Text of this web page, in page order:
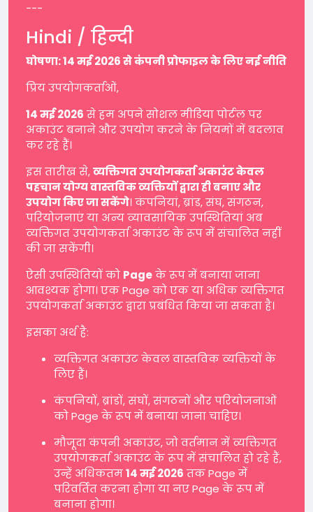
---
Hindi / हिन्दी
घोषणा: 14 मई 2026 से कंपनी प्रोफाइल के लिए नई नीति
प्रिय उपयोगकर्ताओं,
14 मई 2026 से हम अपने सोशल मीडिया पोर्टल पर
अकाउंट बनाने और उपयोग करने के नियमों में बदलाव
कर रहे हैं।
इस तारीख से,व्यक्तिगत उपयोगकर्ता अकाउंट केवल
पहचान योग्य वास्तविक व्यक्तियों द्वारा ही बनाए और
उपयोग किए जा सकेंगे। कंपनियां, ब्रांड, संघ, संगठन,
परियोजनाएं या अन्य व्यावसायिक उपस्थितियां अब
व्यक्तिगत उपयोगकर्ता अकाउंट के रूप में संचालित नहीं
की जा सकेंगी।
ऐसी उपस्थितियों को Pageके रूप में बनाया जाना
आवश्यक होगा। एक Page को एक या अधिक व्यक्तिगत
उपयोगकर्ता अकाउंट द्वारा प्रबंधित किया जा सकता है।
इसका अर्थ है:
व्यक्तिगत अकाउंट केवल वास्तविक व्यक्तियों के
लिए हैं।
कंपनियों, ब्रांडों, संघों, संगठनों और परियोजनाओं
को Page के रूप में बनाया जाना चाहिए।
मौजूदा कंपनी अकाउंट, जो वर्तमान में व्यक्तिगत
उपयोगकर्ता अकाउंट के रूप में संचालित हो रहे हैं,
उन्हें अधिकतम14 मई 2026 तक Page में
परिवर्तित करना होगा या नए Page के रूप में
बनाना होगा।